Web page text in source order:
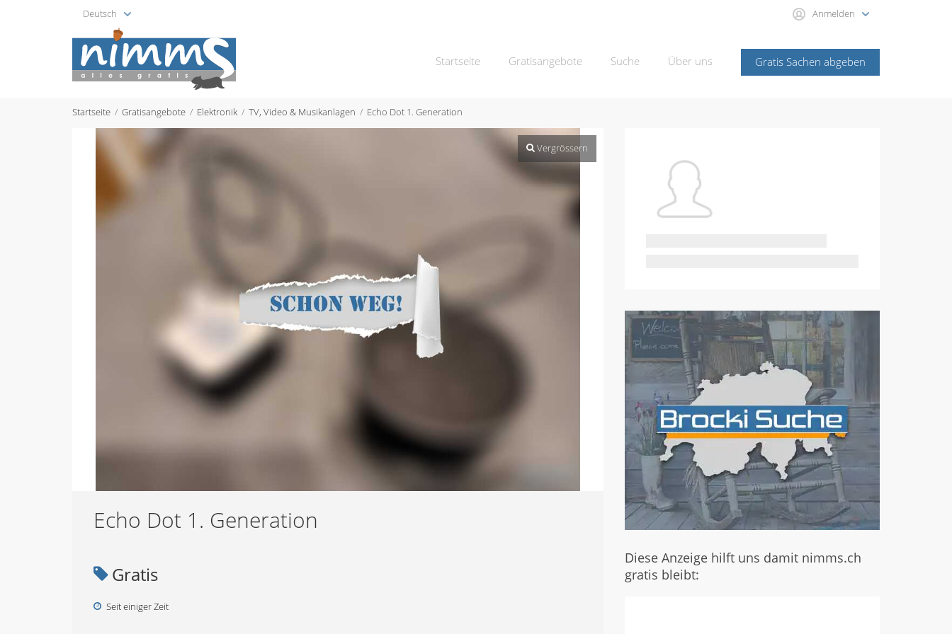
Deutsch Anmelden
Gratis Sachen abgeben
Startseite Gratisangebote Suche Über uns
Startseite Gratisangebote Elektronik TV, Video & Musikanlagen Echo Dot 1. Generation
Diese Anzeige hilft uns damit nimms.ch
gratis bleibt:
Vergrössern
Echo Dot 1. Generation
Gratis
Seit einiger Zeit